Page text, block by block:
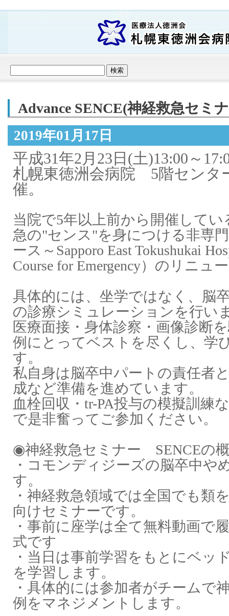
Advance SENCE(神経救急セミ
2019年01月17日
平成31年2月23日(土)13:00～
札幌東徳洲会病院 5階センタ
催。
当院で5年以上前から開催してい
急の"センス"を身につける非専
ース～ Sapporo East Tokushukai
Course for Emergency）のリニュ
具体的には、坐学ではなく、脳
の診療シミュレーションを行い
医療面接・身体診察・画像診断
例にとってベストを尽くし、学
す。
私自身は脳卒中パートの責任者
成など準備を進めています。
血栓回収・ tr-PA投与の模擬訓練
で是非奮ってご参加ください。
◉神経救急セミナー SENCEの
・コモンディジーズの脳卒中や
す。
・神経救急領域では全国でも類
向けセミナーです。
・事前に座学は全て無料動画で
式です
・当日は事前学習をもとにベッ
を学習します。
・具体的には参加者がチームで
例をマネジメントします。